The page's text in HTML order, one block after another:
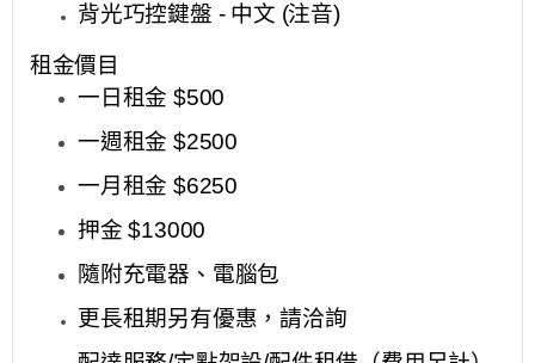
背光巧控鍵盤 - 中文 (注音)
租金價目
一日租金 $500
一週租金 $2500
一月租金 $6250
押金 $13000
隨附充電器、電腦包
更長租期另有優惠，請洽詢